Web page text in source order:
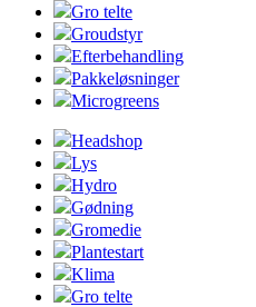
Gro telte
Groudstyr
Efterbehandling
Pakkeløsninger
Microgreens
Headshop
Lys
Hydro
Gødning
Gromedie
Plantestart
Klima
Gro telte